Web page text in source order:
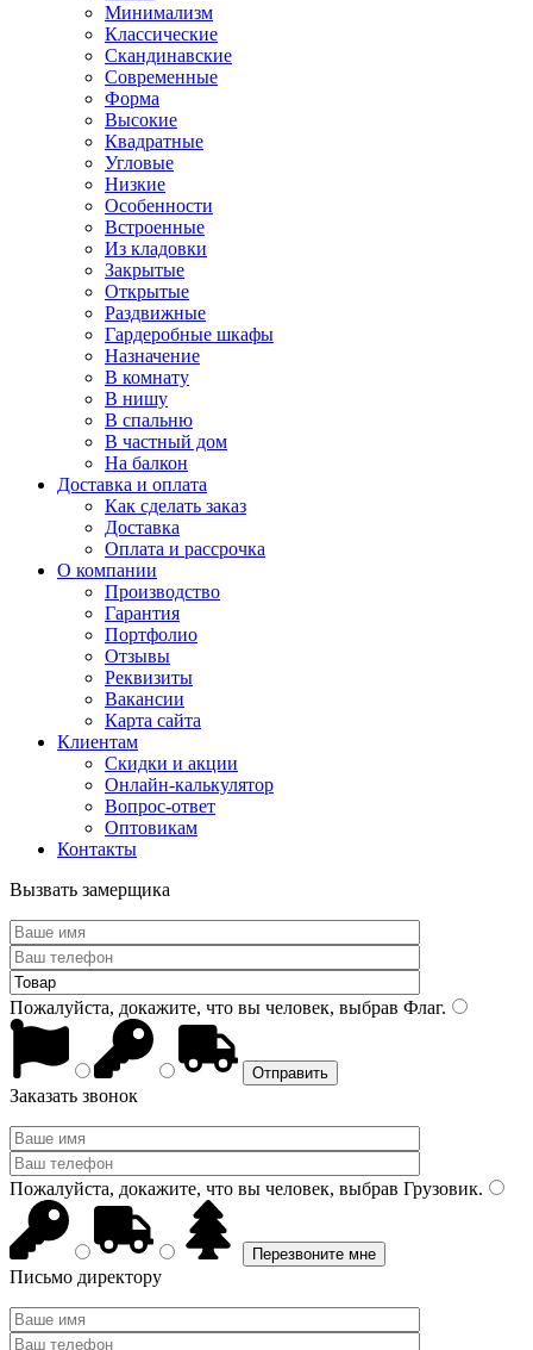
Минимализм
Классические
Скандинавские
Современные
Форма
Высокие
Квадратные
Угловые
Низкие
Особенности
Встроенные
Из кладовки
Закрытые
Открытые
Раздвижные
Гардеробные шкафы
Назначение
В комнату
В нишу
В спальню
В частный дом
На балкон
Доставка и оплата
Как сделать заказ
Доставка
Оплата и рассрочка
О компании
Производство
Гарантия
Портфолио
Отзывы
Реквизиты
Вакансии
Карта сайта
Клиентам
Скидки и акции
Онлайн-калькулятор
Вопрос-ответ
Оптовикам
Контакты
Вызвать замерщика
Пожалуйста, докажите, что вы человек, выбрав Флаг.
Заказать звонок
Пожалуйста, докажите, что вы человек, выбрав Грузовик.
Письмо директору